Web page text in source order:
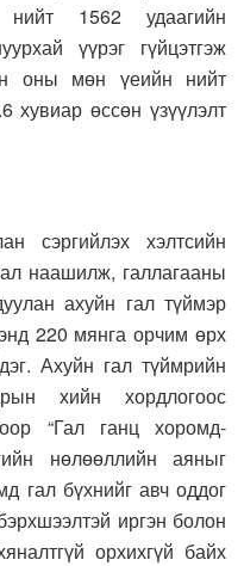
1562 удаагийн
үүрэг гүйцэтгэж
оны мөн үеийн нийт
хувиар өссөн үзүүлэлт
сэргийлэх хэлтсийн
наашилж, галлагааны
ахуйн гал түймэр
220 мянга орчим өрх
Ахуйн гал түймрийн
хийн хордлогоос
“Гал ганц хоромд-
нөлөөллийн аяныг
гал бүхнийг авч оддог
иргэн болон
орхихгүй байх